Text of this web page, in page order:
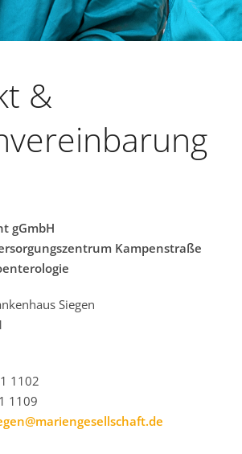
&
gGmbH
Kampenstraße
Siegen
1102
1109